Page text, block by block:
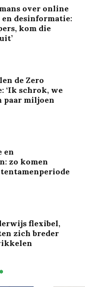
over online
desinformatie:
kom die
de Zero
‘Ik schrok, we
paar miljoen
en
zo komen
flexibel,
zich breder